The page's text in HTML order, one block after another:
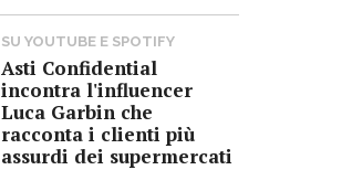
SU YOUTUBE E SPOTIFY
Asti Confidential
incontra l'influencer
Luca Garbin che
racconta i clienti più
assurdi dei supermercati